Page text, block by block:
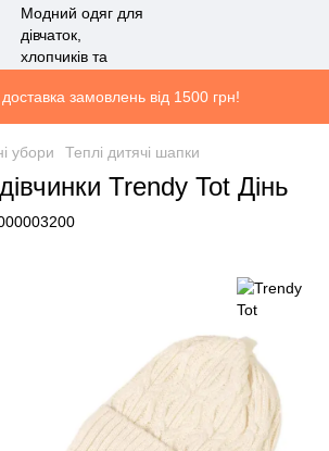
замовлень від 1500 грн!
убори Теплі дитячі шапки
Trendy Tot Дінь